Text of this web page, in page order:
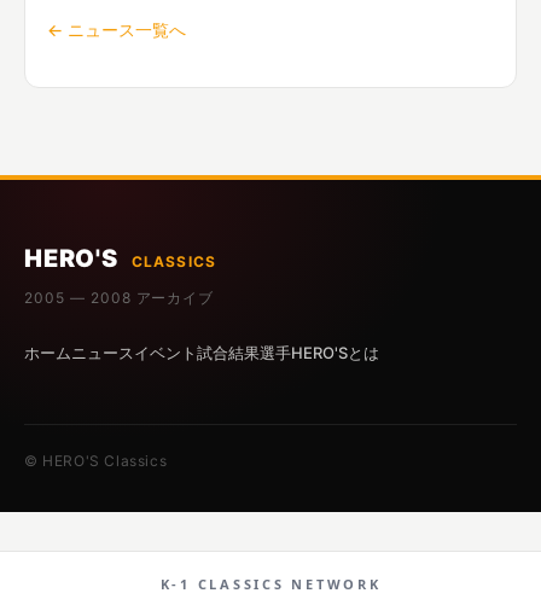
← ニュース一覧へ
HERO'S
CLASSICS
2005 — 2008 アーカイブ
ホームニュースイベント試合結果選手HERO'Sとは
© HERO'S Classics
K-1 CLASSICS NETWORK